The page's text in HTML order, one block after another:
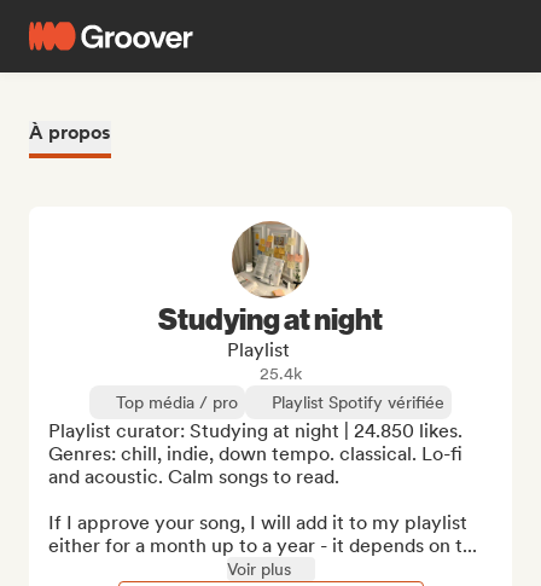
À propos
Studying at night
Playlist
25.4k
Top média / pro
Playlist Spotify vérifiée
Playlist curator: Studying at night | 24.850 likes.
Genres: chill, indie, down tempo. classical. Lo-fi
and acoustic. Calm songs to read.
If I approve your song, I will add it to my playlist
either for a month up to a year - it depends on t...
Voir plus